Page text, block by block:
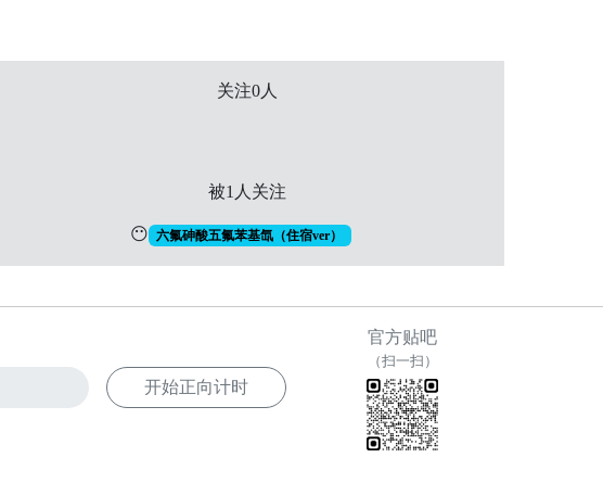
关注0人
被1人关注
😶 六氟砷酸五氟苯基氙（住宿ver）
开始正向计时
官方贴吧
（扫一扫）